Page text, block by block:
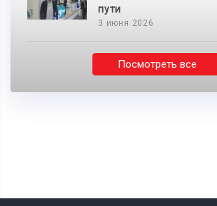
пути
3 июня 2026
Посмотреть все